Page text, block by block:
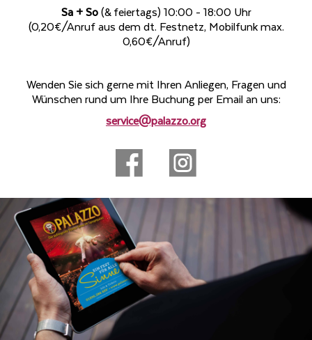
Sa + So(& feiertags) 10:00 - 18:00 Uhr
(0,20€/Anruf aus dem dt. Festnetz, Mobilfunk max.
0,60€/Anruf)
Wenden Sie sich gerne mit Ihren Anliegen, Fragen und
Wünschen rund um Ihre Buchung per Email an uns:
service@palazzo.org